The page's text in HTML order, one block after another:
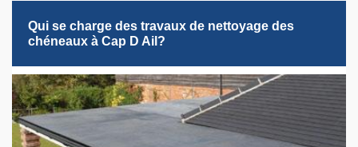
Qui se charge des travaux de nettoyage des
chéneaux à Cap D Ail?